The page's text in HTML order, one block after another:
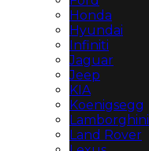
Honda
Hyundai
Infiniti
Jaguar
Jeep
KIA
Koenigsegg
Lamborghini
Land Rover